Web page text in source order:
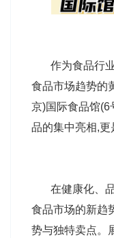
作为食品行
食品市场趋势的
京)国际食品馆(6
品的集中亮相,更
在健康化、
食品市场的新趋
势与独特卖点。